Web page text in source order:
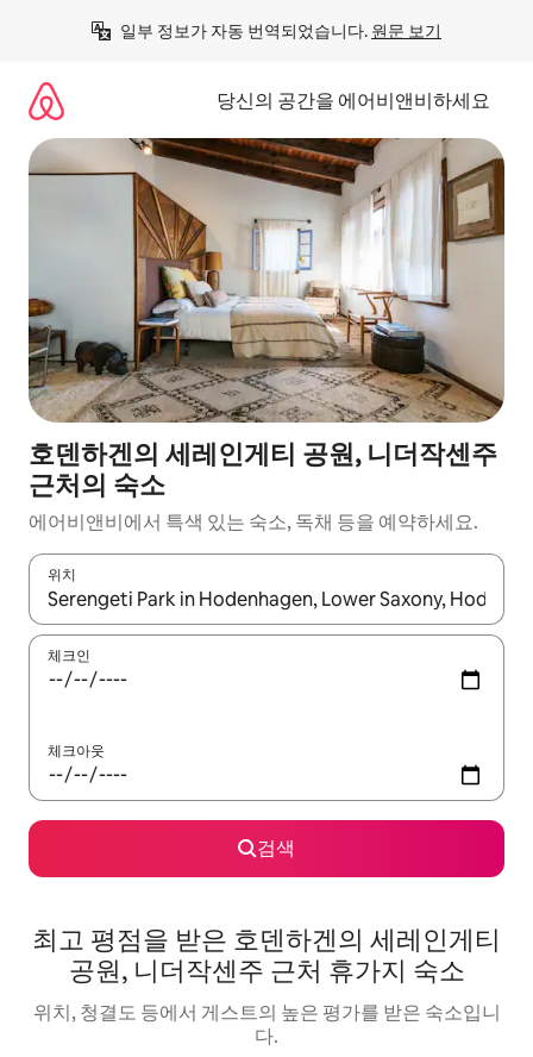
일부 정보가 자동 번역되었습니다. 원문 보기
당신의 공간을 에어비앤비하세요
호덴하겐의 세레인게티 공원, 니더작센주
근처의 숙소
에어비앤비에서 특색 있는 숙소, 독채 등을 예약하세요.
위치
결과가 나오면 위·아래 화살표 키를 사용하거나 터치 또는 스와이
체크인
체크아웃
검색
최고 평점을 받은 호덴하겐의 세레인게티
공원, 니더작센주 근처 휴가지 숙소
위치, 청결도 등에서 게스트의 높은 평가를 받은 숙소입니
다.